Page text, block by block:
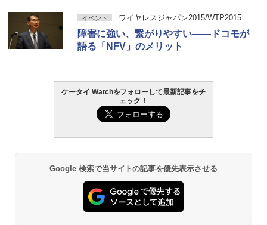
イベント ワイヤレスジャパン2015/WTP2015
障害に強い、繋がりやすい――ドコモが
語る「NFV」のメリット
ケータイ Watchをフォローして最新記事をチ
ェック！
Google 検索で当サイトの記事を優先表示させる